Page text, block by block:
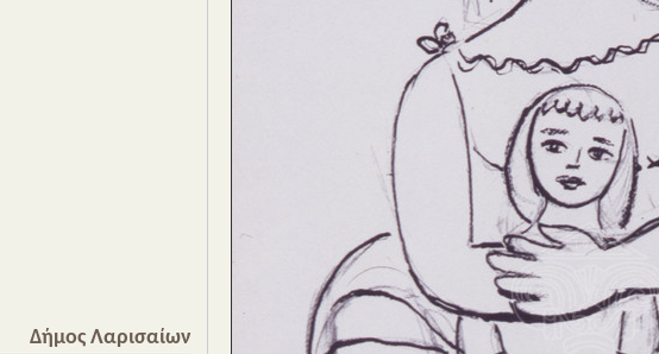
Δήμος Λαρισαίων